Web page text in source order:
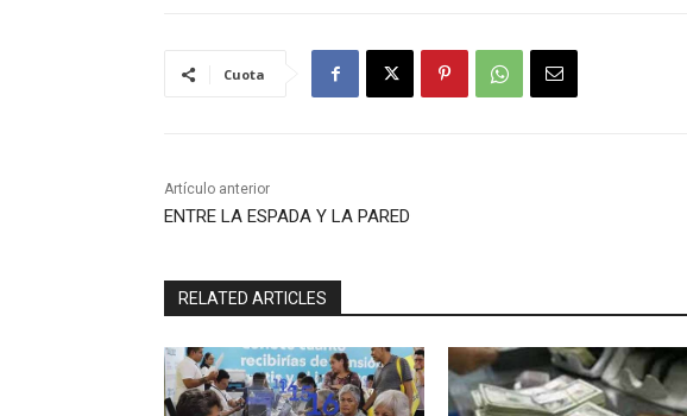
Cuota
Artículo anterior
ENTRE LA ESPADA Y LA PARED
RELATED ARTICLES